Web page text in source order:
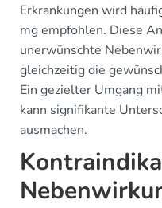
Erkrankungen wird
mg empfohlen. Diese
unerwünschte
gleichzeitig die
Ein gezielter Umgang
kann signifikante
ausmachen.